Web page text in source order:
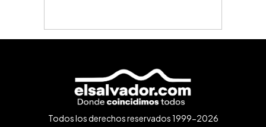
Todos los derechos reservados 1999-2026